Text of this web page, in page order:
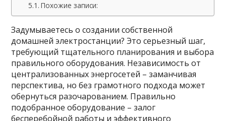
Похожие записи:
Задумываетесь о создании собственной
домашней электростанции? Это серьезный шаг,
требующий тщательного планирования и выбора
правильного оборудования. Независимость от
централизованных энергосетей – заманчивая
перспектива, но без грамотного подхода может
обернуться разочарованием. Правильно
подобранное оборудование – залог
бесперебойной работы и эффективного